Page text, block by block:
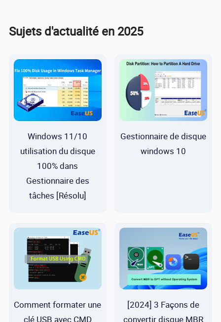
Sujets d'actualité en 2025
Windows 11/10
utilisation du disque
100% dans
Gestionnaire des
tâches [Résolu]
Gestionnaire de disque
windows 10
Comment formater une
clé USB avec CMD
[2024] 3 Façons de
convertir disque MBR